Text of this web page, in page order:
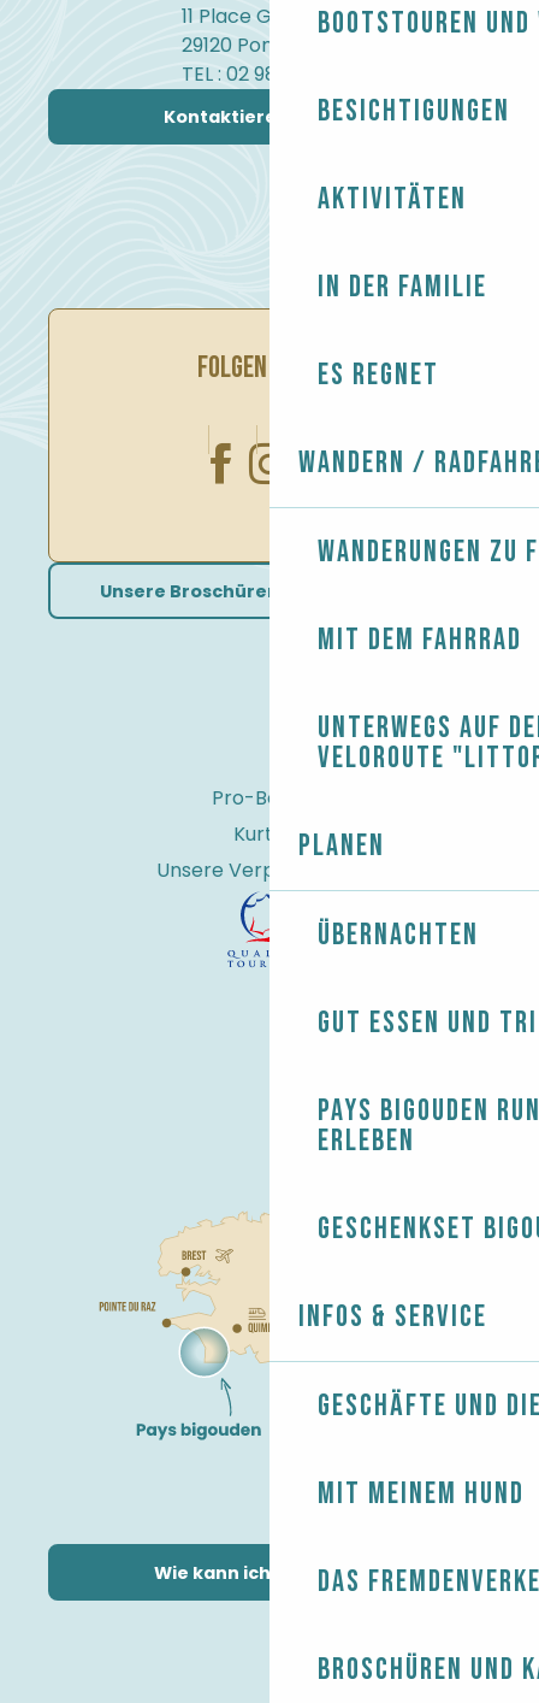
Bootstouren
Besichtigungen
Aktivitäten
In der Familie
Es regnet
Wandern /
Wanderungen zu
Mit dem Fahrrad
Unterwegs auf
Veloroute
Planen
Übernachten
Gut essen und
Pays Bigouden
erleben
Geschenkset
Infos & Service
Geschäfte und
Mit meinem Hund
Das
Broschüren und
11 Place Gambetta
29120 Pont-l'Abbé
TEL : 02 98 82 37 99
Kontaktieren Sie uns
FOLGEN SIE UNS
Unsere Broschüren herunterladen
Pro-Bereich
Kurtaxe
Unsere Verpflichtungen
Wie kann ich kommen?